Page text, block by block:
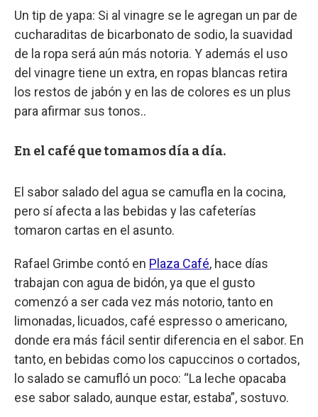
Un tip de yapa: Si al vinagre se le agregan un par de
cucharaditas de bicarbonato de sodio, la suavidad
de la ropa será aún más notoria. Y además el uso
del vinagre tiene un extra, en ropas blancas retira
los restos de jabón y en las de colores es un plus
para afirmar sus tonos..
En el café que tomamos día a día.
El sabor salado del agua se camufla en la cocina,
pero sí afecta a las bebidas y las cafeterías
tomaron cartas en el asunto.
Rafael Grimbe contó en Plaza Café, hace días
trabajan con agua de bidón, ya que el gusto
comenzó a ser cada vez más notorio, tanto en
limonadas, licuados, café espresso o americano,
donde era más fácil sentir diferencia en el sabor. En
tanto, en bebidas como los capuccinos o cortados,
lo salado se camufló un poco: “La leche opacaba
ese sabor salado, aunque estar, estaba”, sostuvo.